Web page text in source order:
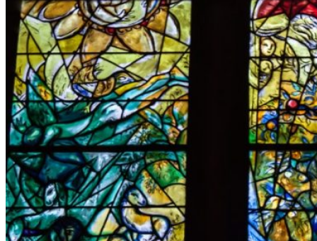
Suche
TAG CLOUD
Blogparade Blumen Buchempfehlung DIY
Farben Filter Fotoprojekt Frühling
Getestet
Gewinner Herbst InterviewKreativität
Lightroom lightroom tipps Makro Monochrom
Produkttest S-/W Schnee Schwarz-Weiß SEO Sommer
Stockfotografie Streetfotografie
TopDogs
Verlosung Wasser Weiß